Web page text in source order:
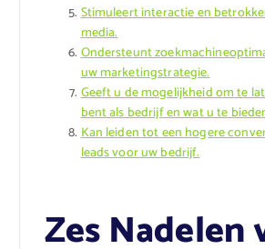
Stimuleert interactie en
media.
Ondersteunt
uw marketingstrategie.
Geeft u de mogelijkheid om te
bent als bedrijf en wat u te
Kan leiden tot een hogere
leads voor uw bedrijf.
Zes Nadelen